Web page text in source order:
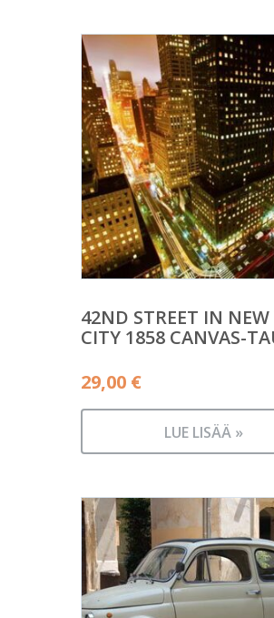
42ND STREET IN NEW
CITY 1858 CANVAS-
29,00 €
LUE LISÄÄ »